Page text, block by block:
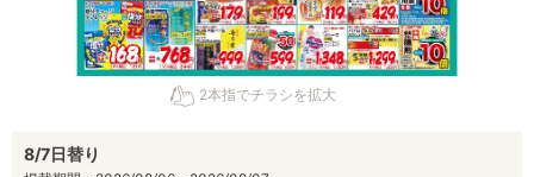
2本指でチラシを拡大
8/7日替り